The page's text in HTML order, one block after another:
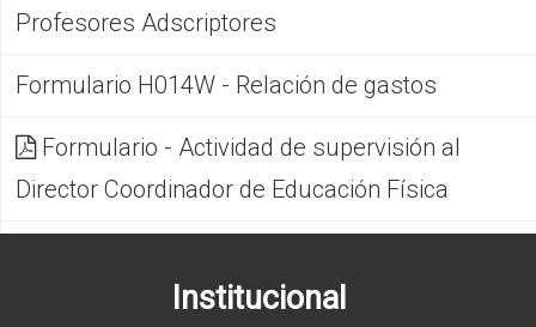
Profesores Adscriptores
Formulario H014W - Relación de gastos
Formulario - Actividad de supervisión al
Director Coordinador de Educación Física
Institucional